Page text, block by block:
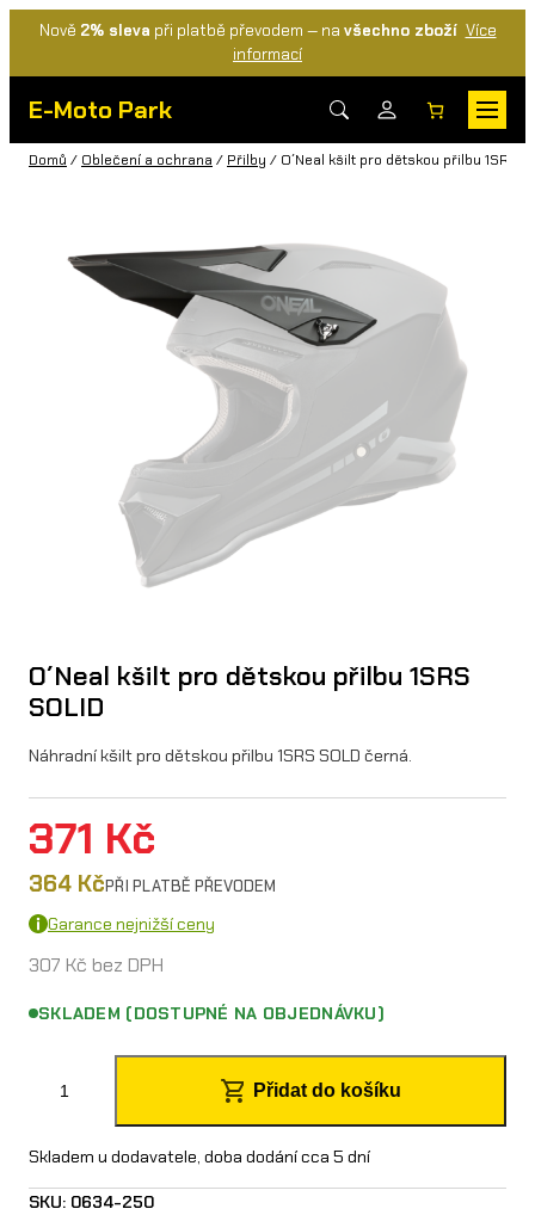
Nově 2% sleva při platbě převodem — na všechno zboží Více
informací
E-Moto Park
Domů / Oblečení a ochrana / Přilby / O´Neal kšilt pro dětskou přilbu 1SRS
O´Neal kšilt pro dětskou přilbu 1SRS
SOLID
Náhradní kšilt pro dětskou přilbu 1SRS SOLD černá.
371 Kč
364 KčPŘI PLATBĚ PŘEVODEM
Garance nejnižší ceny
307 Kč bez DPH
SKLADEM (DOSTUPNÉ NA OBJEDNÁVKU)
N
e
Přidat do košíku
Skladem u dodavatele, doba dodání cca 5 dní
SKU: 0634-250